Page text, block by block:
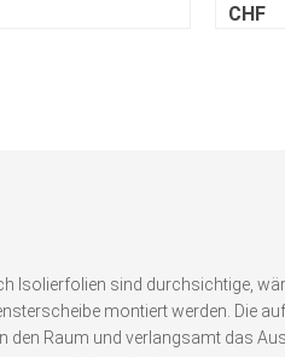
CHF
Isolierfolien sind durchsichtige,
montiert werden. Die
den Raum und verlangsamt das